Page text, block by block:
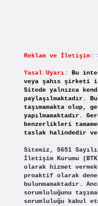
Reklam ve İletişim:
Yasal Uyarı:
Bu
veya şahıs şirketi
Sitede yalnızca
paylaşılmaktadır.
taşımamakta olup,
yapılmamaktadır.
benzerlikleri
taslak halindedir
Sitemiz, 5651
İletişim Kurumu
olarak hizmet
proaktif olarak
bulunmamaktadır.
sorumluluğunu
sorumluluğu kabul